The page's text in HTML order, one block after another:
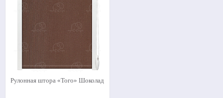
Рулонная штора «Того» Шоколад